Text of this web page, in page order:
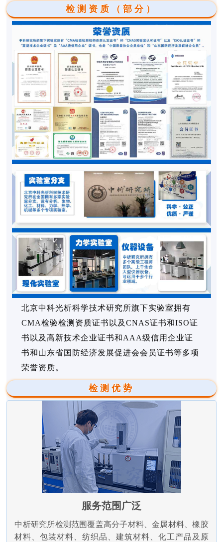
检测资质（部分）
北京中科光析科学技术研究所旗下实验室拥有
CMA检验检测资质证书以及CNAS证书和ISO证
书以及高新技术企业证书和AAA级信用企业证
书和山东省国防经济发展促进会会员证书等多项
荣誉资质。
检测优势
服务范围广泛
中析研究所检测范围覆盖高分子材料、金属材料、橡胶
材料、包装材料、纺织品、建筑材料、化工产品及原